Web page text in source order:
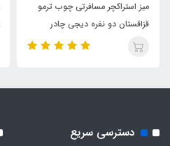
میز استراکچر مسافرتی چوب ترمو
قزاقستان دو نفره دیجی چادر
دسترسی سریع